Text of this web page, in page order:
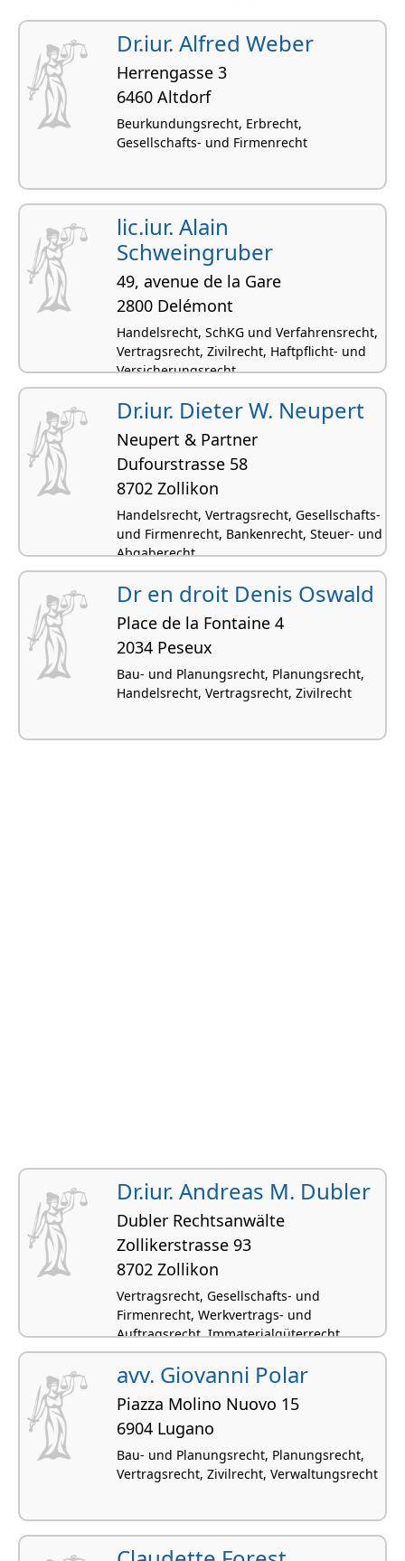
Dr.iur. Alfred Weber
Herrengasse 3
6460 Altdorf
Beurkundungsrecht, Erbrecht,
Gesellschafts- und Firmenrecht
lic.iur. Alain
Schweingruber
49, avenue de la Gare
2800 Delémont
Handelsrecht, SchKG und Verfahrensrecht,
Vertragsrecht, Zivilrecht, Haftpflicht- und
Versicherungsrecht
Dr.iur. Dieter W. Neupert
Neupert & Partner
Dufourstrasse 58
8702 Zollikon
Handelsrecht, Vertragsrecht, Gesellschafts-
und Firmenrecht, Bankenrecht, Steuer- und
Abgaberecht
Dr en droit Denis Oswald
Place de la Fontaine 4
2034 Peseux
Bau- und Planungsrecht, Planungsrecht,
Handelsrecht, Vertragsrecht, Zivilrecht
Dr.iur. Andreas M. Dubler
Dubler Rechtsanwälte
Zollikerstrasse 93
8702 Zollikon
Vertragsrecht, Gesellschafts- und
Firmenrecht, Werkvertrags- und
Auftragsrecht, Immaterialgüterrecht,
Vertriebsvertragsrecht
avv. Giovanni Polar
Piazza Molino Nuovo 15
6904 Lugano
Bau- und Planungsrecht, Planungsrecht,
Vertragsrecht, Zivilrecht, Verwaltungsrecht